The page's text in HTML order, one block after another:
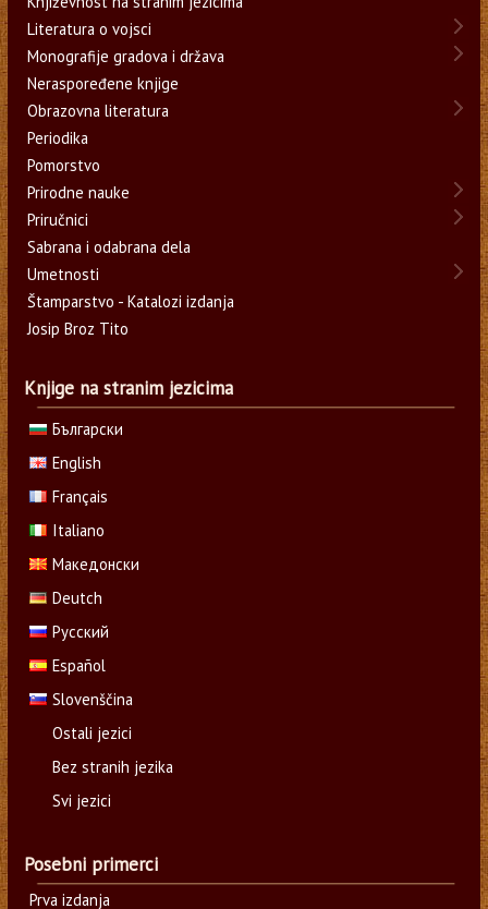
Literatura o vojsci
Monografije gradova i država
Neraspoređene knjige
Obrazovna literatura
Periodika
Pomorstvo
Prirodne nauke
Priručnici
Sabrana i odabrana dela
Umetnosti
Štamparstvo - Katalozi izdanja
Josip Broz Tito
Knjige na stranim jezicima
Български
English
Français
Italiano
Македонски
Deutch
Русский
Español
Slovenščina
Ostali jezici
Bez stranih jezika
Svi jezici
Posebni primerci
Prva izdanja